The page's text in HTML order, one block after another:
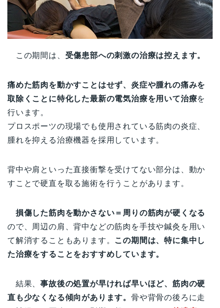
この期間は、 受傷患部への刺激の治療は控えます。
痛めた筋肉を動かすことはせず、炎症や腫れの痛みを
取除くことに特化した最新の電気治療を用いて治療を
行います。
プロスポーツの現場でも使用されている筋肉の炎症、
腫れを抑える治療機器を採用しています。
背中や肩といった直接衝撃を受けてない部分は、動か
すことで硬直を取る施術を行うことがあります。
損傷した筋肉を動かさない＝周りの筋肉が硬くなる
ので、周辺の肩、背中などの筋肉を手技や鍼灸を用い
て解消することもあります。 この期間は、特に集中し
た治療をすることをおすすめしています。
結果、事故後の処置が早ければ早いほど、筋肉の硬
直も少なくなる傾向があります。 骨や背骨の後ろに走